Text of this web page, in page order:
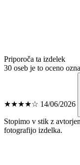
Priporoča ta izdelek
30 oseb je to oceno
★★★★☆ 14/06/2026
Stopimo v stik z
fotografijo izdelka.